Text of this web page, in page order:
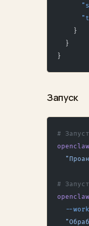
    }
  }
}
Запуск
#
openclaw
#
openclaw
--